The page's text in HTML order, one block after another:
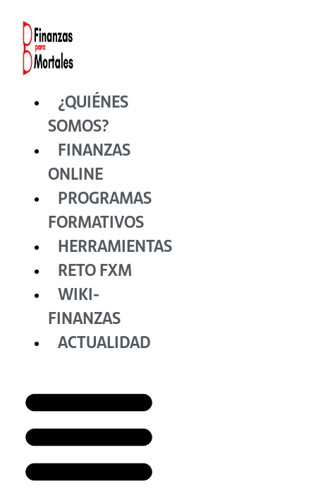
contenido
¿QUIÉNES
SOMOS?
FINANZAS
ONLINE
PROGRAMAS
FORMATIVOS
HERRAMIENTAS
RETO FXM
WIKI-
FINANZAS
ACTUALIDAD